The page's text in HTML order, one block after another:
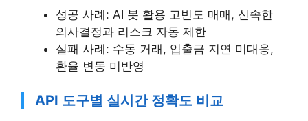
성공 사례: AI 봇 활용 고빈도 매매, 신속한
의사결정과 리스크 자동 제한
실패 사례: 수동 거래, 입출금 지연 미대응,
환율 변동 미반영
API 도구별 실시간 정확도 비교